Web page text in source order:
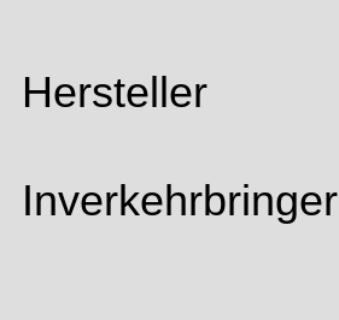
Hersteller
Inverkehrbringer